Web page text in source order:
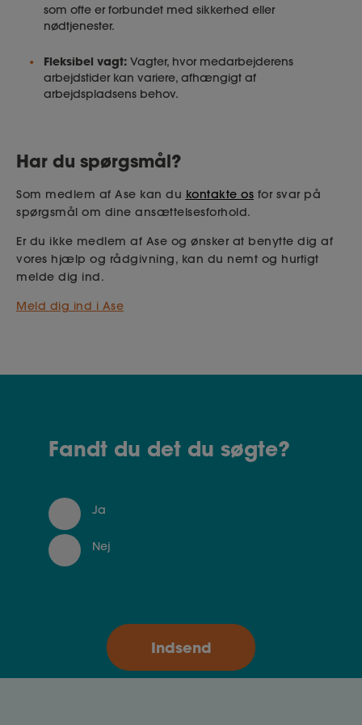
som ofte er forbundet med sikkerhed eller
nødtjenester.
Fleksibel vagt: Vagter, hvor medarbejderens
arbejdstider kan variere, afhængigt af
arbejdspladsens behov.
Har du spørgsmål?
Som medlem af Ase kan du kontakte os for svar på
spørgsmål om dine ansættelsesforhold.
Er du ikke medlem af Ase og ønsker at benytte dig af
vores hjælp og rådgivning, kan du nemt og hurtigt
melde dig ind.
Meld dig ind i Ase
Fandt du det du søgte?
Ja
Nej